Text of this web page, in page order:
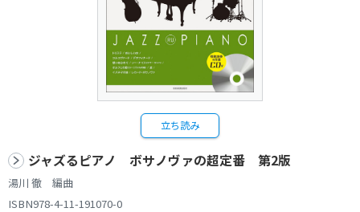
立ち読み
ジャズるピアノ ボサノヴァの超定番 第2版
湯川 徹 編曲
ISBN978-4-11-191070-0